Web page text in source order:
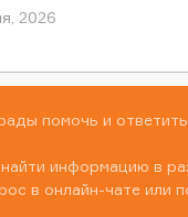
2026
помочь и
информацию в
в онлайн-чате или